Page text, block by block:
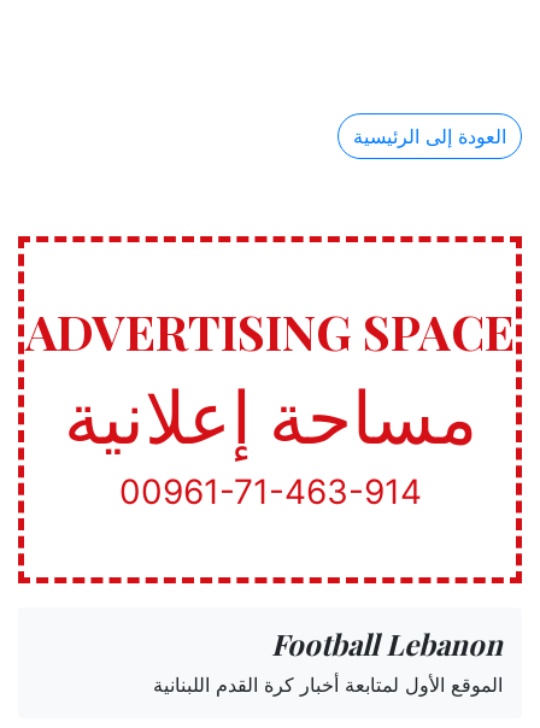
العودة إلى الرئيسية
ADVERTISING SPACE
مساحة إعلانية
00961-71-463-914
Football Lebanon
الموقع الأول لمتابعة أخبار كرة القدم اللبنانية